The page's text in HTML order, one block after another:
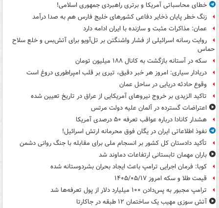
خطای محاسباتی آمریکا و برتری راهبردی جمهوری اسلامی!
زنگ خطر پایان ذخایر دفاعی کشورهای خلیج فارس هم به صدا درآمد
عمان: مذاکرات مثبت و سازنده با ایران ادامه دارد
روایت رسانه اسرائیلی از فشار واشنگتن بر تل‌آویو برای آتش‌بس و خلع سلاح
حماس
سکه در آستانه بازگشت به کانال ۱۸۸ میلیون تومان
دریادار سیاری: امروز هر خبر دقیق، تیری بر قلب امپراطوری دروغ است
وقوع حادثه دریایی در ساحل عمان
تاکید الزیدی بر خروج نیروهای آمریکایی از عراق در تاریخ تعیین شده
اعتراضات گسترده در آلمان علیه دولت مرتس
هشدار کانادا درباره عواقب تعرفه ۵۰ درصدی آمریکا
نفوذ اطلاعاتی ایران در یگان فوق محرمانه ارتش اسرائیل!
تأکید دادستان کل کشور بر انسجام ملی برای مقابله با جنگ روانی دشمن
باران مهمان تابستانی ارتفاعات دماوند شد
کوبا: فرمان اجرایی ترامپ باعث ایجاد بحران بشردوستانه شده
قیمت طلا و سکه امروز ۱۴۰۵/۰۵/۱۷
ترامپ مجبور به پس‌دادن ۱۰۰ میلیارد دلار از پول تعرفه‌ها شد
آتش سوزی مهیب یک ساختمان ۱۲ طبقه در جاکارتا